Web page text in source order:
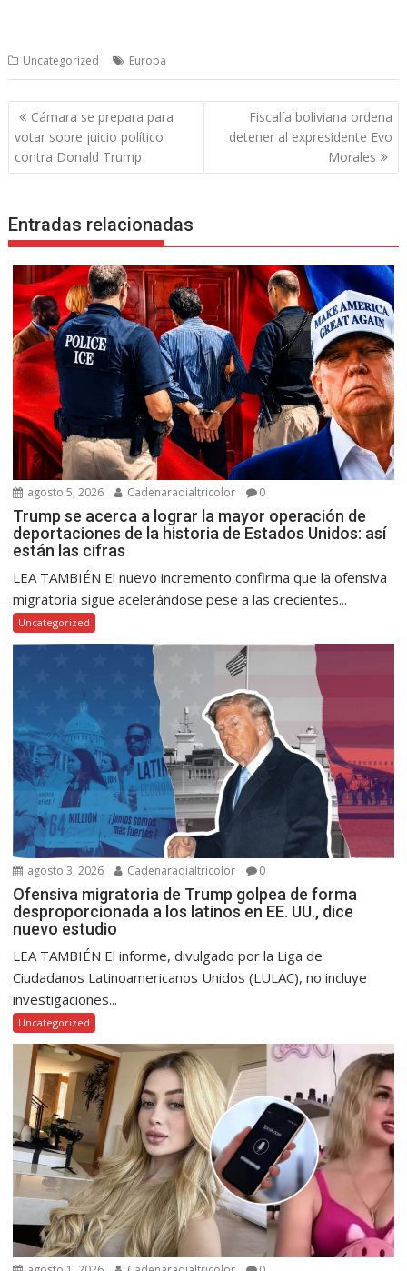
Uncategorized Europa
Navegación
de
entradas
Cámara se prepara para
votar sobre juicio político
contra Donald Trump
Fiscalía boliviana ordena
detener al expresidente Evo
Morales
Entradas relacionadas
agosto 5, 2026 Cadenaradialtricolor 0
Trump se acerca a lograr la mayor operación de
deportaciones de la historia de Estados Unidos: así
están las cifras
LEA TAMBIÉN El nuevo incremento confirma que la ofensiva
migratoria sigue acelerándose pese a las crecientes...
Uncategorized
agosto 3, 2026 Cadenaradialtricolor 0
Ofensiva migratoria de Trump golpea de forma
desproporcionada a los latinos en EE. UU., dice
nuevo estudio
LEA TAMBIÉN El informe, divulgado por la Liga de
Ciudadanos Latinoamericanos Unidos (LULAC), no incluye
investigaciones...
Uncategorized